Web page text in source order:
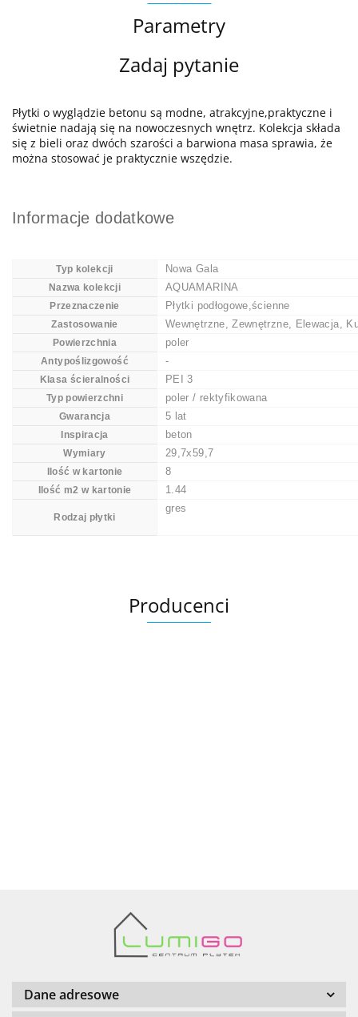
Parametry
Zadaj pytanie
Płytki o wyglądzie betonu są modne, atrakcyjne,praktyczne i
świetnie nadają się na nowoczesnych wnętrz. Kolekcja składa
się z bieli oraz dwóch szarości a barwiona masa sprawia, że
można stosować je praktycznie wszędzie.
Informacje dodatkowe
Typ kolekcji Nowa Gala
Nazwa kolekcji AQUAMARINA
Przeznaczenie Płytki podłogowe,ścienne
Zastosowanie Wewnętrzne, Zewnętrzne, Elewacja,
Powierzchnia poler
Antypoślizgowość -
Klasa ścieralności PEI 3
Typ powierzchni poler / rektyfikowana
Gwarancja 5 lat
Inspiracja beton
Wymiary 29,7x59,7
Ilość w kartonie 8
Ilość m2 w kartonie 1.44
Rodzaj płytki
gres
Producenci
Barwolf
Dane adresowe